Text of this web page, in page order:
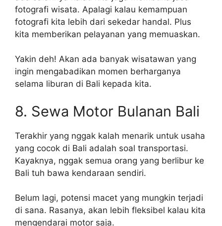
fotografi wisata. Apalagi kalau kemampuan
fotografi kita lebih dari sekedar handal. Plus
kita memberikan pelayanan yang memuaskan.
Yakin deh! Akan ada banyak wisatawan yang
ingin mengabadikan momen berharganya
selama liburan di Bali kepada kita.
8. Sewa Motor Bulanan Bali
Terakhir yang nggak kalah menarik untuk usaha
yang cocok di Bali adalah soal transportasi.
Kayaknya, nggak semua orang yang berlibur ke
Bali tuh bawa kendaraan sendiri.
Belum lagi, potensi macet yang mungkin terjadi
di sana. Rasanya, akan lebih fleksibel kalau kita
mengendarai motor saja.